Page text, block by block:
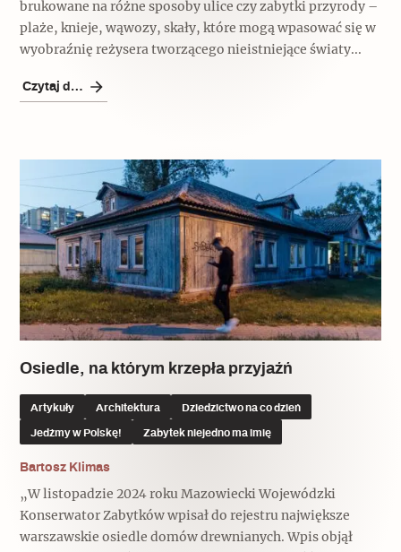
brukowane na różne sposoby ulice czy zabytki przyrody –
plaże, knieje, wąwozy, skały, które mogą wpasować się w
wyobraźnię reżysera tworzącego nieistniejące światy...
Czytaj dalej
Osiedle, na którym krzepła przyjaźń
Artykuły Architektura Dziedzictwo na co dzień
Jedźmy w Polskę! Zabytek niejedno ma imię
Bartosz Klimas
„W listopadzie 2024 roku Mazowiecki Wojewódzki
Konserwator Zabytków wpisał do rejestru największe
warszawskie osiedle domów drewnianych. Wpis objął